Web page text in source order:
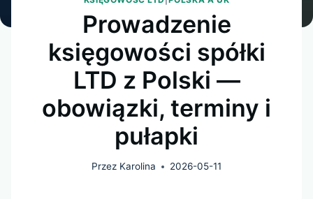
Prowadzenie
księgowości spółki
LTD z Polski —
obowiązki, terminy i
pułapki
Przez Karolina 2026-05-11